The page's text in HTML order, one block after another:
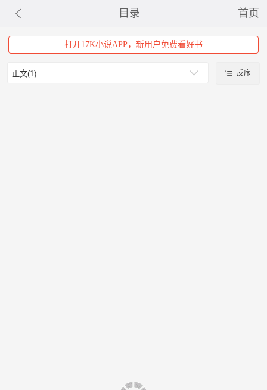
目录 首页
打开17K小说APP，新用户免费看好书
反序